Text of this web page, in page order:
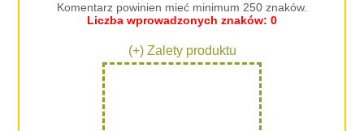
Komentarz powinien mieć minimum 250 znaków.
Liczba wprowadzonych znaków: 0
(+) Zalety produktu